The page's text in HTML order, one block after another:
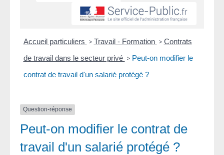
Accueil particuliers > Travail - Formation > Contrats
de travail dans le secteur privé > Peut-on modifier le
contrat de travail d'un salarié protégé ?
Question-réponse
Peut-on modifier le contrat de
travail d'un salarié protégé ?